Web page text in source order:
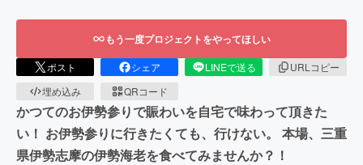
もう一度プロジェクトをやってほしい
ポスト シェア LINEで送る
URLコピー
埋め込み
QRコード
かつてのお伊勢参りで賑わいを自宅で味わって頂きた
い！ お伊勢参りに行きたくても、行けない。 本場、三重
県伊勢志摩の伊勢海老を食べてみませんか？！